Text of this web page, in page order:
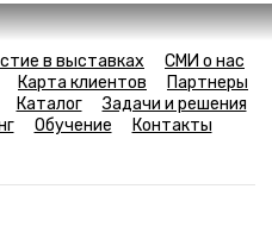
в выставках
СМИ о нас
Карта клиентов
Партнеры
Каталог
Задачи и решения
Обучение Контакты